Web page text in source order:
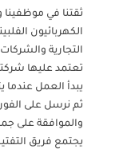
ثقتنا في موظفينا
الكهربائيون
التجارية
تعتمد عليها
يبدأ العمل عندما
ثم نرسل على
والموافقة على
يجتمع فريق